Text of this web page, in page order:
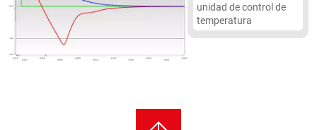
unidad de control de
temperatura